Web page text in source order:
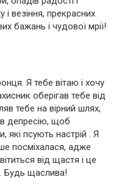
і везіння, прекрасних
бажань і чудової мрії!
Я тебе вітаю і хочу
оберігав тебе від
тебе на вірний шлях,
в депресію, щоб
які псують настрій . Я
посміхалася, адже
від щастя і це
Будь щаслива!